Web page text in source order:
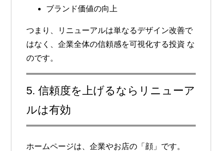
ブランド価値の向上
つまり、
リニューアルは単なるデザイン改善で
はなく、企業全体の信頼感を可視化する投資 な
のです。
5. 信頼度を上げるならリニューア
ルは有効
ホームページは、企業やお店の「顔」です。